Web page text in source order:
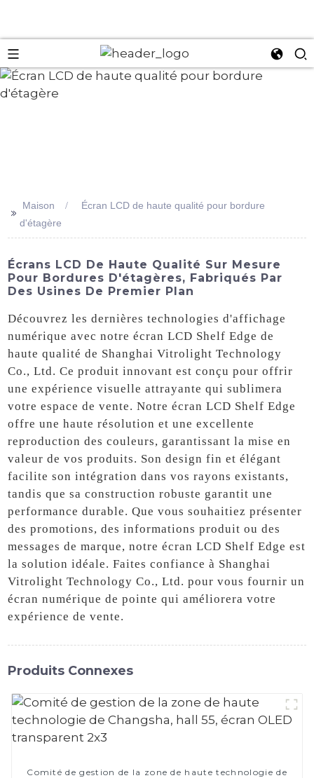
>>
Maison
Écran LCD de haute qualité pour bordure
d'étagère
Écrans LCD De Haute Qualité Sur Mesure
Pour Bordures D'étagères, Fabriqués Par
Des Usines De Premier Plan
Découvrez les dernières technologies d'affichage
numérique avec notre écran LCD Shelf Edge de
haute qualité de Shanghai Vitrolight Technology
Co., Ltd. Ce produit innovant est conçu pour offrir
une expérience visuelle attrayante qui sublimera
votre espace de vente. Notre écran LCD Shelf Edge
offre une haute résolution et une excellente
reproduction des couleurs, garantissant la mise en
valeur de vos produits. Son design fin et élégant
facilite son intégration dans vos rayons existants,
tandis que sa construction robuste garantit une
performance durable. Que vous souhaitiez présenter
des promotions, des informations produit ou des
messages de marque, notre écran LCD Shelf Edge est
la solution idéale. Faites confiance à Shanghai
Vitrolight Technology Co., Ltd. pour vous fournir un
écran numérique de pointe qui améliorera votre
expérience de vente.
Produits Connexes
Comité de gestion de la zone de haute technologie de